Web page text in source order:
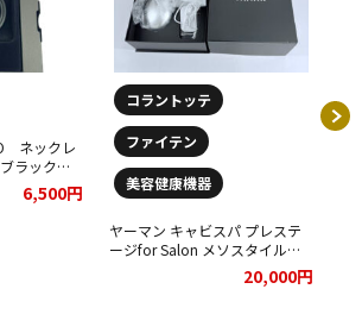
ネックレ
ラックを
だきまし
6,500円
コラントッテ
ファイテン
美容健康機器
ヤーマン キャビスパ プレステ
ージfor Salon メソスタイルプ
レミアセットをお買取りさせて
20,000円